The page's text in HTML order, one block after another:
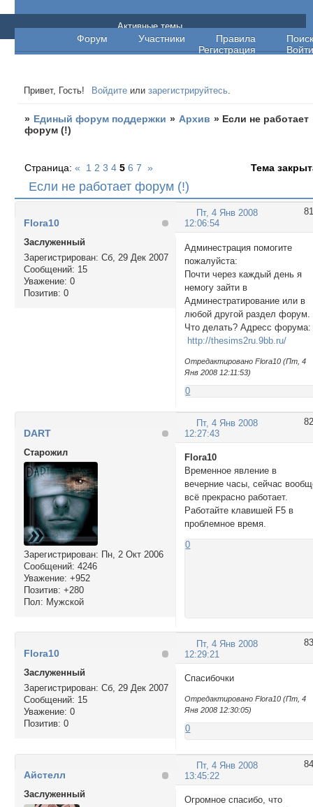
Единый форум поддержки
Форум Участники Правила
Поиск
Регистрация
Войти
Активные темы
Привет, Гость! Войдите илизарегистрируйтесь.
» Единый форум поддержки » Архив » Если не работает
форум (!)
Если не работает форум (!)
Страница:« 1 2 3 4 5 6 7 » Тема
81
Пт, 4 Янв 2008
12:06:54
Flora10
Заслуженный
Зарегистрирован: Сб, 29 Дек 2007
Сообщений: 15
Уважение: 0
Позитив: 0
Админестрация помогите
пожалуйста:
Почти через каждый день я
немогу зайти в
Админестратирование или в
любой другой раздел форум.
Что делать? Адресс
http://thesims2ru.9bb.ru/
Отредактировано Flora10 (Пт, 4
Янв 2008 12:11:53)
0
82
Пт, 4 Янв 2008
12:27:43
DART
Cтарожил
Зарегистрирован: Пн, 2 Окт 2006
Сообщений: 4246
Уважение: +952
Позитив: +280
Пол: Мужской
Flora10
Временное явление в
вечерние часы, сейчас
всё прекрасно работает.
Работайте клавишей F5 в
проблемное время.
0
83
Пт, 4 Янв 2008
12:29:21
Flora10
Заслуженный
Зарегистрирован: Сб, 29 Дек 2007
Сообщений: 15
Уважение: 0
Позитив: 0
Спасибочки
Отредактировано Flora10 (Пт, 4
Янв 2008 12:30:05)
0
84
Пт, 4 Янв 2008
13:45:22
Айстелл
Заслуженный
Огромное спасибо, что